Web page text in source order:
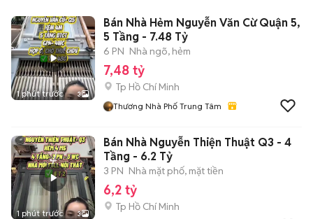
1 phút trước 3
Bán Nhà Hẻm Nguyễn Văn Cừ Quận 5,
5 Tầng - 7.48 Tỷ
6 PN Nhà ngõ, hẻm
7,48 tỷ
Tp Hồ Chí Minh
Thương Nhà Phố Trung Tâm
1 phút trước 3
Bán Nhà Nguyễn Thiện Thuật Q3 - 4
Tầng - 6.2 Tỷ
3 PN Nhà mặt phố, mặt tiền
6,2 tỷ
Tp Hồ Chí Minh